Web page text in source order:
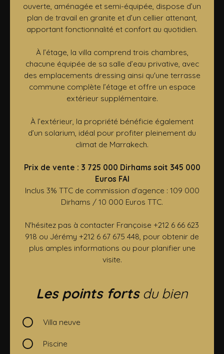
ouverte, aménagée et semi-équipée, dispose d’un
plan de travail en granite et d’un cellier attenant,
apportant fonctionnalité et confort au quotidien.
À l’étage, la villa comprend trois chambres,
chacune équipée de sa salle d’eau privative, avec
des emplacements dressing ainsi qu'une terrasse
commune complète l’étage et offre un espace
extérieur supplémentaire.
À l’extérieur, la propriété bénéficie également
d’un solarium, idéal pour profiter pleinement du
climat de Marrakech.
Prix de vente : 3 725 000 Dirhams soit 345 000
Euros FAI
Inclus 3% TTC de commission d'agence : 109 000
Dirhams / 10 000 Euros TTC.
N'hésitez pas à contacter Françoise +212 6 66 623
918 ou Jérémy +212 6 67 675 448, pour obtenir de
plus amples informations ou pour planifier une
visite.
Les points fortsdu bien
Villa neuve
Piscine